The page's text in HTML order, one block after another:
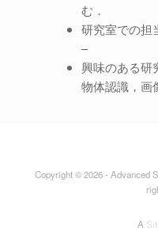
む．
研究室での担
–
興味のある研
物体認識，画
Copyright © 2026 - Advanced
A